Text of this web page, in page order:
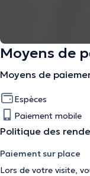
Moyens de
Moyens de
Espèces
Paiement mobile
Politique des
Paiement sur place
Lors de votre visite,